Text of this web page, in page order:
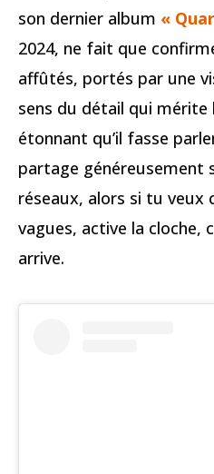
son dernier album «
2024, ne fait que
affûtés, portés par une
sens du détail qui mérite
étonnant qu’il fasse
partage généreusement
réseaux, alors si tu veux
vagues, active la cloche,
arrive.